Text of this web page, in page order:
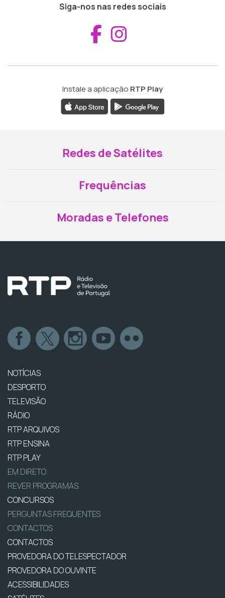
Siga-nos nas redes sociais
Aceder ao
Instale a aplicação RTP Play
Redes de Satélites
Frequências
Moradas e Telefones
NOTÍCIAS
DESPORTO
TELEVISÃO
RÁDIO
RTP ARQUIVOS
RTP ENSINA
RTP PLAY
EM DIRETO
REVER PROGRAMAS
CONCURSOS
PERGUNTAS FREQUENTES
CONTACTOS
CONTACTOS
PROVEDORA DO TELESPECTADOR
PROVEDORA DO OUVINTE
ACESSIBILIDADES